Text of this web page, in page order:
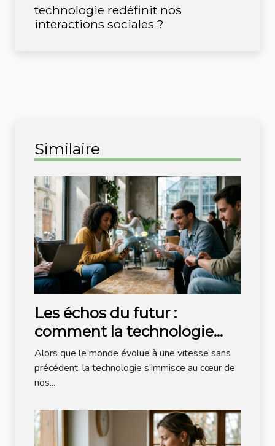
technologie redéfinit nos
interactions sociales ?
Similaire
Les échos du futur :
comment la technologie
redéfinit nos interactions
sociales ?
Alors que le monde évolue à une vitesse sans
précédent, la technologie s’immisce au cœur de
nos...